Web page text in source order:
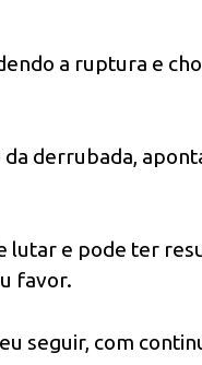
a ruptura e
derrubada,
lutar e pode ter
favor.
seguir, com